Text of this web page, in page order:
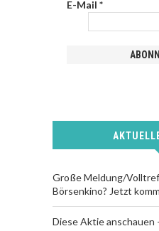
E-Mail *
Große Meldung/
Börsenkino? Jetzt
Diese Aktie anschauen